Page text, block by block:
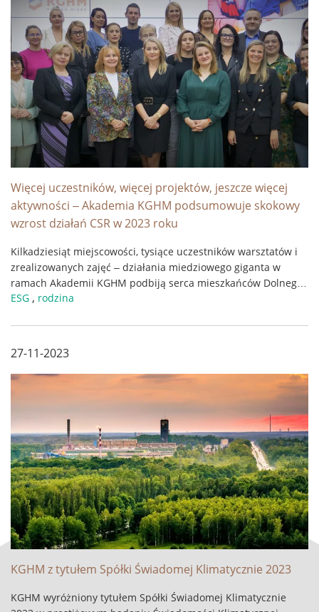
Więcej uczestników, więcej projektów, jeszcze więcej
aktywności – Akademia KGHM podsumowuje skokowy
wzrost działań CSR w 2023 roku
Kilkadziesiąt miejscowości, tysiące uczestników warsztatów i
zrealizowanych zajęć – działania miedziowego giganta w
ramach Akademii KGHM podbiją serca mieszkańców Dolnego
Śląska i województwa lubuskiego. ...
ESG , rodzina
27-11-2023
KGHM z tytułem Spółki Świadomej Klimatycznie 2023
KGHM wyróżniony tytułem Spółki Świadomej Klimatycznie